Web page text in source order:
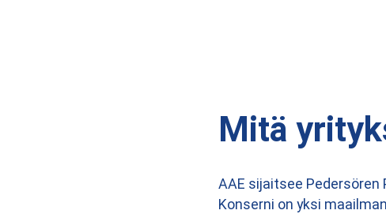
Mitä
AAE sijaitsee Pedersören
Konserni on yksi